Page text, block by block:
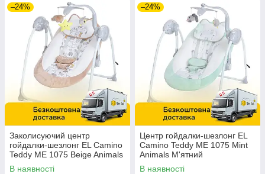
–24%
Заколисуючий центр
гойдалки-шезлонг EL Camino
Teddy ME 1075 Beige Animals
Бежевий
В наявності
–24%
Центр гойдалки-шезлонг EL
Camino Teddy ME 1075 Mint
Animals М'ятний
В наявності